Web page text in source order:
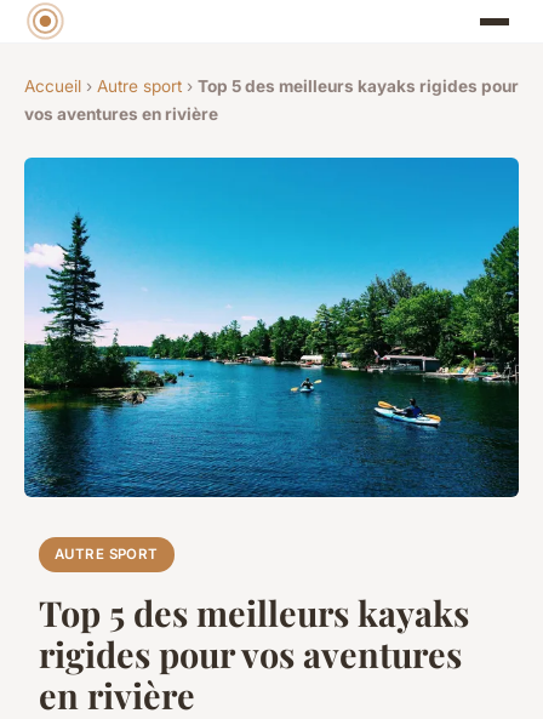
Accueil › Autre sport › Top 5 des meilleurs kayaks rigides pour
vos aventures en rivière
AUTRE SPORT
Top 5 des meilleurs kayaks
rigides pour vos aventures
en rivière